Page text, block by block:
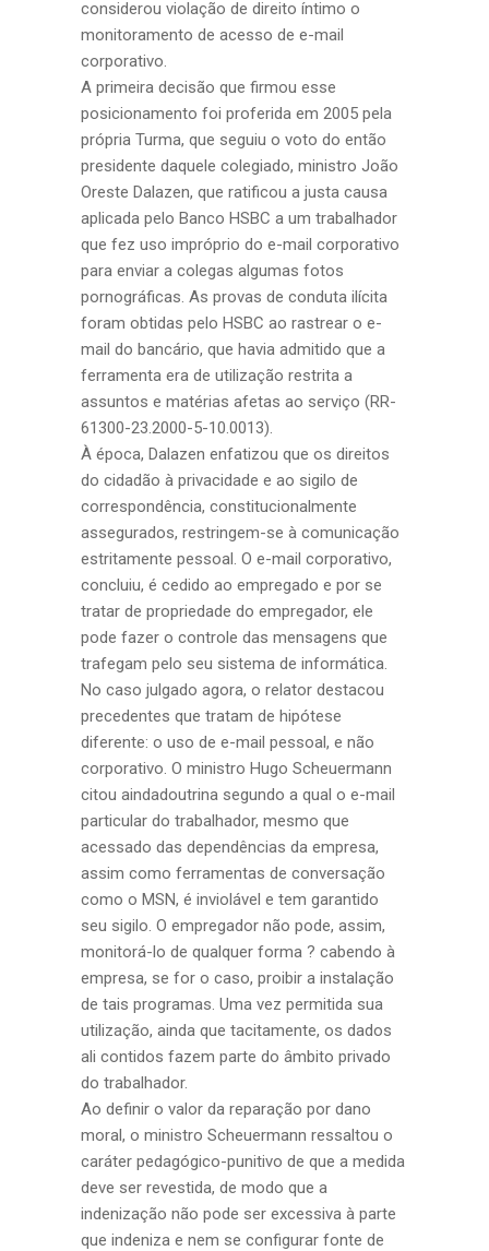
considerou violação de direito íntimo o
monitoramento de acesso de e-mail
corporativo.
A primeira decisão que firmou esse
posicionamento foi proferida em 2005 pela
própria Turma, que seguiu o voto do então
presidente daquele colegiado, ministro João
Oreste Dalazen, que ratificou a justa causa
aplicada pelo Banco HSBC a um trabalhador
que fez uso impróprio do e-mail corporativo
para enviar a colegas algumas fotos
pornográficas. As provas de conduta ilícita
foram obtidas pelo HSBC ao rastrear o e-
mail do bancário, que havia admitido que a
ferramenta era de utilização restrita a
assuntos e matérias afetas ao serviço (RR-
61300-23.2000-5-10.0013).
À época, Dalazen enfatizou que os direitos
do cidadão à privacidade e ao sigilo de
correspondência, constitucionalmente
assegurados, restringem-se à comunicação
estritamente pessoal. O e-mail corporativo,
concluiu, é cedido ao empregado e por se
tratar de propriedade do empregador, ele
pode fazer o controle das mensagens que
trafegam pelo seu sistema de informática.
No caso julgado agora, o relator destacou
precedentes que tratam de hipótese
diferente: o uso de e-mail pessoal, e não
corporativo. O ministro Hugo Scheuermann
citou aindadoutrina segundo a qual o e-mail
particular do trabalhador, mesmo que
acessado das dependências da empresa,
assim como ferramentas de conversação
como o MSN, é inviolável e tem garantido
seu sigilo. O empregador não pode, assim,
monitorá-lo de qualquer forma ? cabendo à
empresa, se for o caso, proibir a instalação
de tais programas. Uma vez permitida sua
utilização, ainda que tacitamente, os dados
ali contidos fazem parte do âmbito privado
do trabalhador.
Ao definir o valor da reparação por dano
moral, o ministro Scheuermann ressaltou o
caráter pedagógico-punitivo de que a medida
deve ser revestida, de modo que a
indenização não pode ser excessiva à parte
que indeniza e nem se configurar fonte de